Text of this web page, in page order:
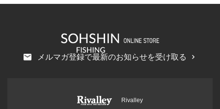
メルマガ登録で最新のお知らせを受け取る
Rivalley